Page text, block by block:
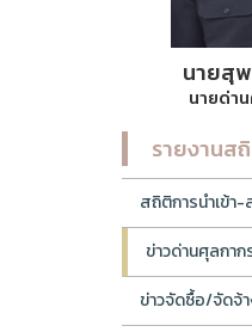
นายสุ
นายด่า
รายงานส
สถิติการนำเข้า
ข่าวด่านศุลกาก
ข่าวจัดซื้อ/จัดจ้